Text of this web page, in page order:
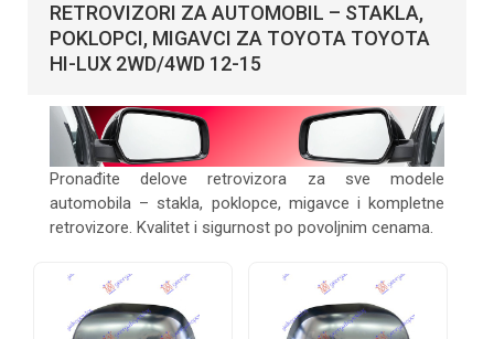
RETROVIZORI ZA AUTOMOBIL – STAKLA,
POKLOPCI, MIGAVCI ZA TOYOTA TOYOTA
HI-LUX 2WD/4WD 12-15
Pronađite delove retrovizora za sve modele
automobila – stakla, poklopce, migavce i kompletne
retrovizore. Kvalitet i sigurnost po povoljnim cenama.